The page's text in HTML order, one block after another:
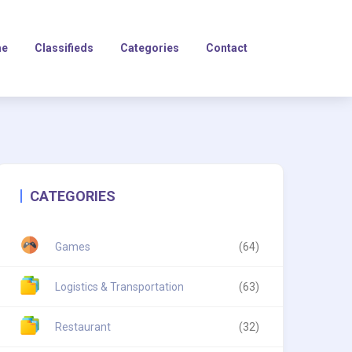
Classifieds Categories Contact
CATEGORIES
Games (64)
Logistics & Transportation (63)
Restaurant (32)